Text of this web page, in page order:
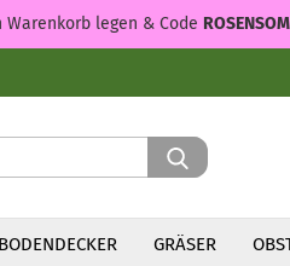
Suche...
legen & Code
BODENDECKER GRÄSER